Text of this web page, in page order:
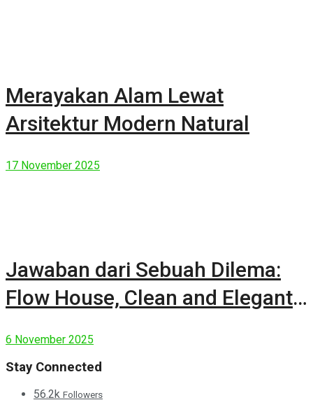
Merayakan Alam Lewat
Arsitektur Modern Natural
17 November 2025
Jawaban dari Sebuah Dilema:
Flow House, Clean and Elegant
6 November 2025
Stay Connected
56.2k Followers